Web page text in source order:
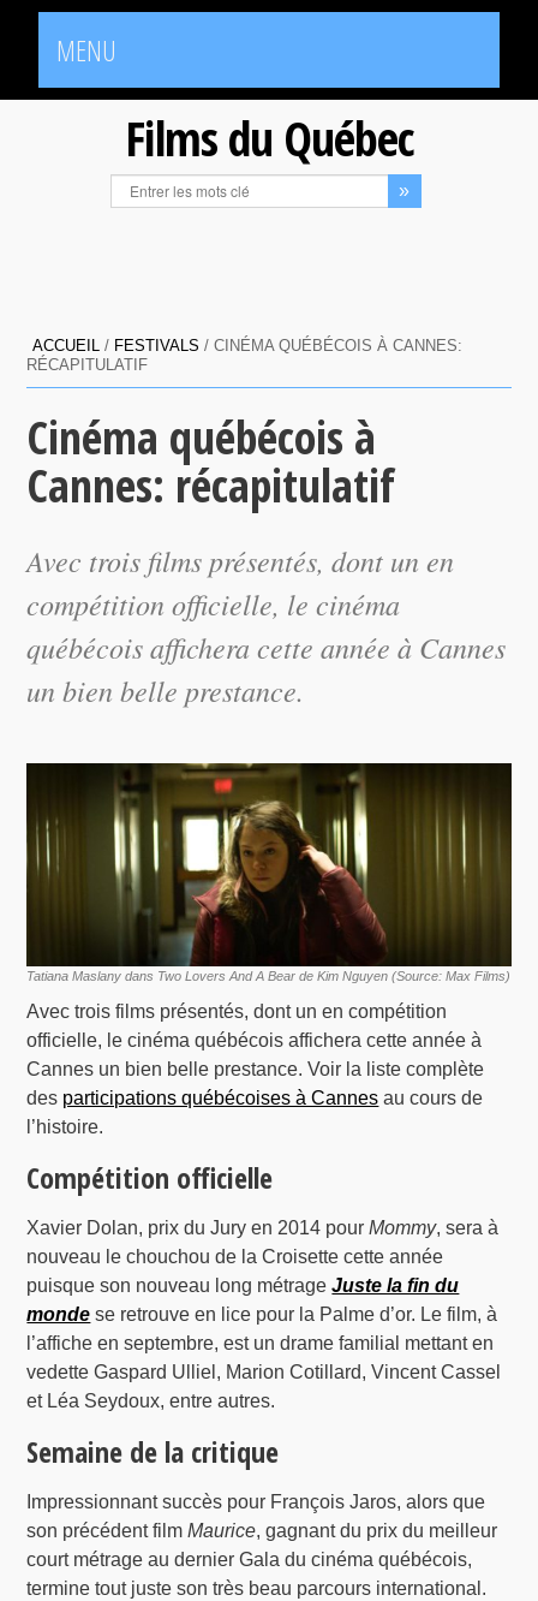
MENU
Films du Québec
ACCUEIL / FESTIVALS /CINÉMA QUÉBÉCOIS À CANNES:
RÉCAPITULATIF
Cinéma québécois à
Cannes: récapitulatif
Avec trois films présentés, dont un en
compétition officielle, le cinéma
québécois affichera cette année à Cannes
un bien belle prestance.
Tatiana Maslany dans Two Lovers And A Bear de Kim Nguyen (Source: Max Films)
Avec trois films présentés, dont un en compétition
officielle, le cinéma québécois affichera cette année à
Cannes un bien belle prestance. Voir la liste complète
des participations québécoises à Cannes au cours de
l’histoire.
Compétition officielle
Xavier Dolan, prix du Jury en 2014 pourMommy, sera à
nouveau le chouchou de la Croisette cette année
puisque son nouveau long métrageJuste la fin du
monde se retrouve en lice pour la Palme d’or. Le film, à
l’affiche en septembre, est un drame familial mettant en
vedette Gaspard Ulliel, Marion Cotillard, Vincent Cassel
et Léa Seydoux, entre autres.
Semaine de la critique
Impressionnant succès pour François Jaros, alors que
son précédent filmMaurice, gagnant du prix du meilleur
court métrage au dernier Gala du cinéma québécois,
termine tout juste son très beau parcours international.